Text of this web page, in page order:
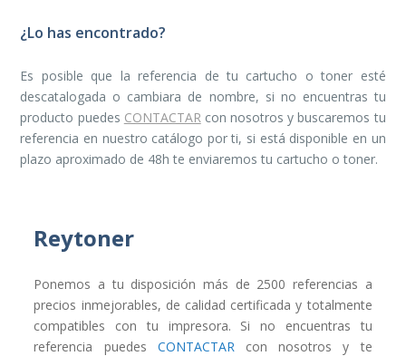
¿Lo has encontrado?
Es posible que la referencia de tu cartucho o toner esté
descatalogada o cambiara de nombre, si no encuentras tu
producto puedes CONTACTARcon nosotros y buscaremos tu
referencia en nuestro catálogo por ti, si está disponible en un
plazo aproximado de 48h te enviaremos tu cartucho o toner.
Reytoner
Ponemos a tu disposición más de 2500 referencias a
precios inmejorables, de calidad certificada y totalmente
compatibles con tu impresora. Si no encuentras tu
referencia puedes CONTACTARcon nosotros y te